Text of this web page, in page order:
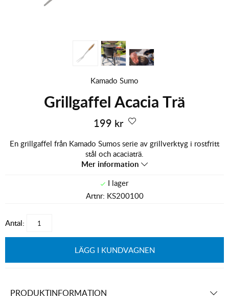
Kamado Sumo
Grillgaffel Acacia Trä
199 kr
En grillgaffel från Kamado Sumos serie av grillverktyg i rostfritt
stål och acaciaträ.
Mer information
Artnr: KS200100
Antal:
LÄGG I KUNDVAGNEN
PRODUKTINFORMATION